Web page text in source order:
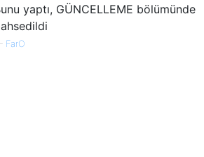
yaptı, GÜNCELLEME bölümünde
FarO